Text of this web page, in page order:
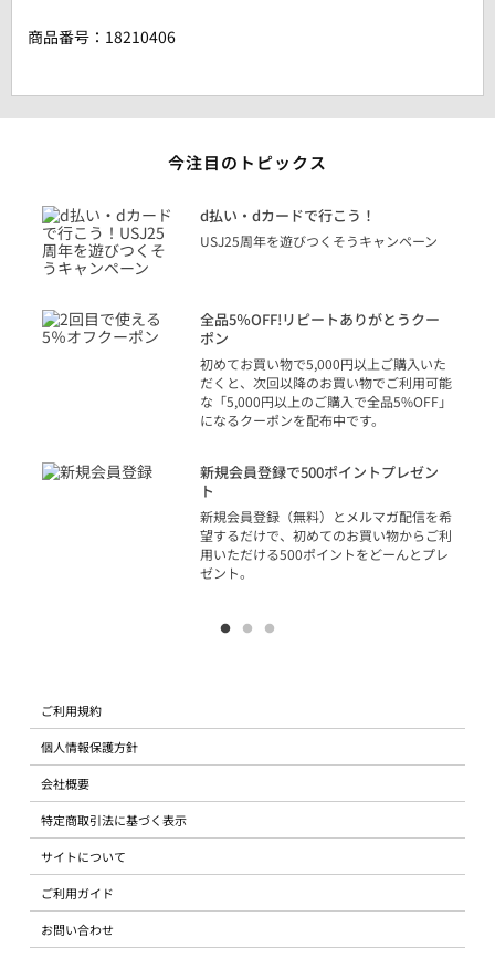
商品番号： 18210406
今注目のトピックス
d払い・dカードで行こう！
USJ25周年を遊びつくそうキャンペーン
全品5％OFF!リピートありがとうクー
ポン
初めてお買い物で5,000円以上ご購入いた
だくと、次回以降のお買い物でご利用可能
な「5,000円以上のご購入で全品5%OFF」
になるクーポンを配布中です。
新規会員登録で500ポイントプレゼン
ト
新規会員登録（無料）とメルマガ配信を希
望するだけで、初めてのお買い物からご利
用いただける500ポイントをどーんとプレ
ゼント。
ご利用規約
個人情報保護方針
会社概要
特定商取引法に基づく表示
サイトについて
ご利用ガイド
お問い合わせ